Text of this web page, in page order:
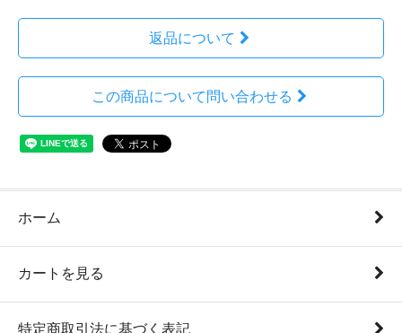
返品について
この商品について問い合わせる
ホーム
カートを見る
特定商取引法に基づく表記